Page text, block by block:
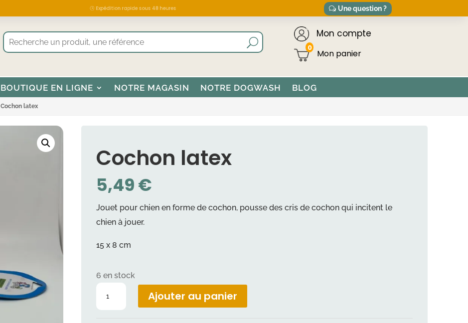
🕒 Expédition rapide sous 48 heures Une question ?
Mon compte
0
BOUTIQUE EN LIGNE NOTRE MAGASIN NOTRE DOGWASH BLOG
Cochon latex
Cochon latex
5,49€
Jouet pour chien en forme de cochon, pousse des cris de cochon qui incitent le
chien à jouer.
15 x 8 cm
6 en stock
quantité
Ajouter au panier